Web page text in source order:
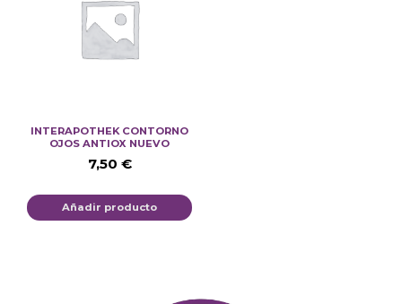
INTERAPOTHEK CONTORNO
OJOS ANTIOX NUEVO
7,50 €
Añadir producto